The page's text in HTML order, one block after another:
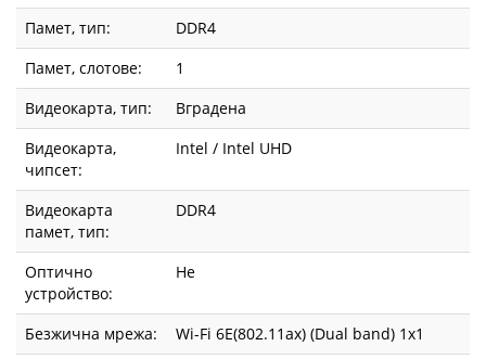
Памет, тип:
DDR4
Памет, слотове:
1
Видеокарта, тип:
Вградена
Видеокарта,
чипсет:
Intel / Intel UHD
Видеокарта
памет, тип:
DDR4
Оптично
устройство:
Не
Безжична мрежа:
Wi-Fi 6E(802.11ax) (Dual band) 1x1